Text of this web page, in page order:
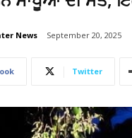
News September 20, 2025
Twitter